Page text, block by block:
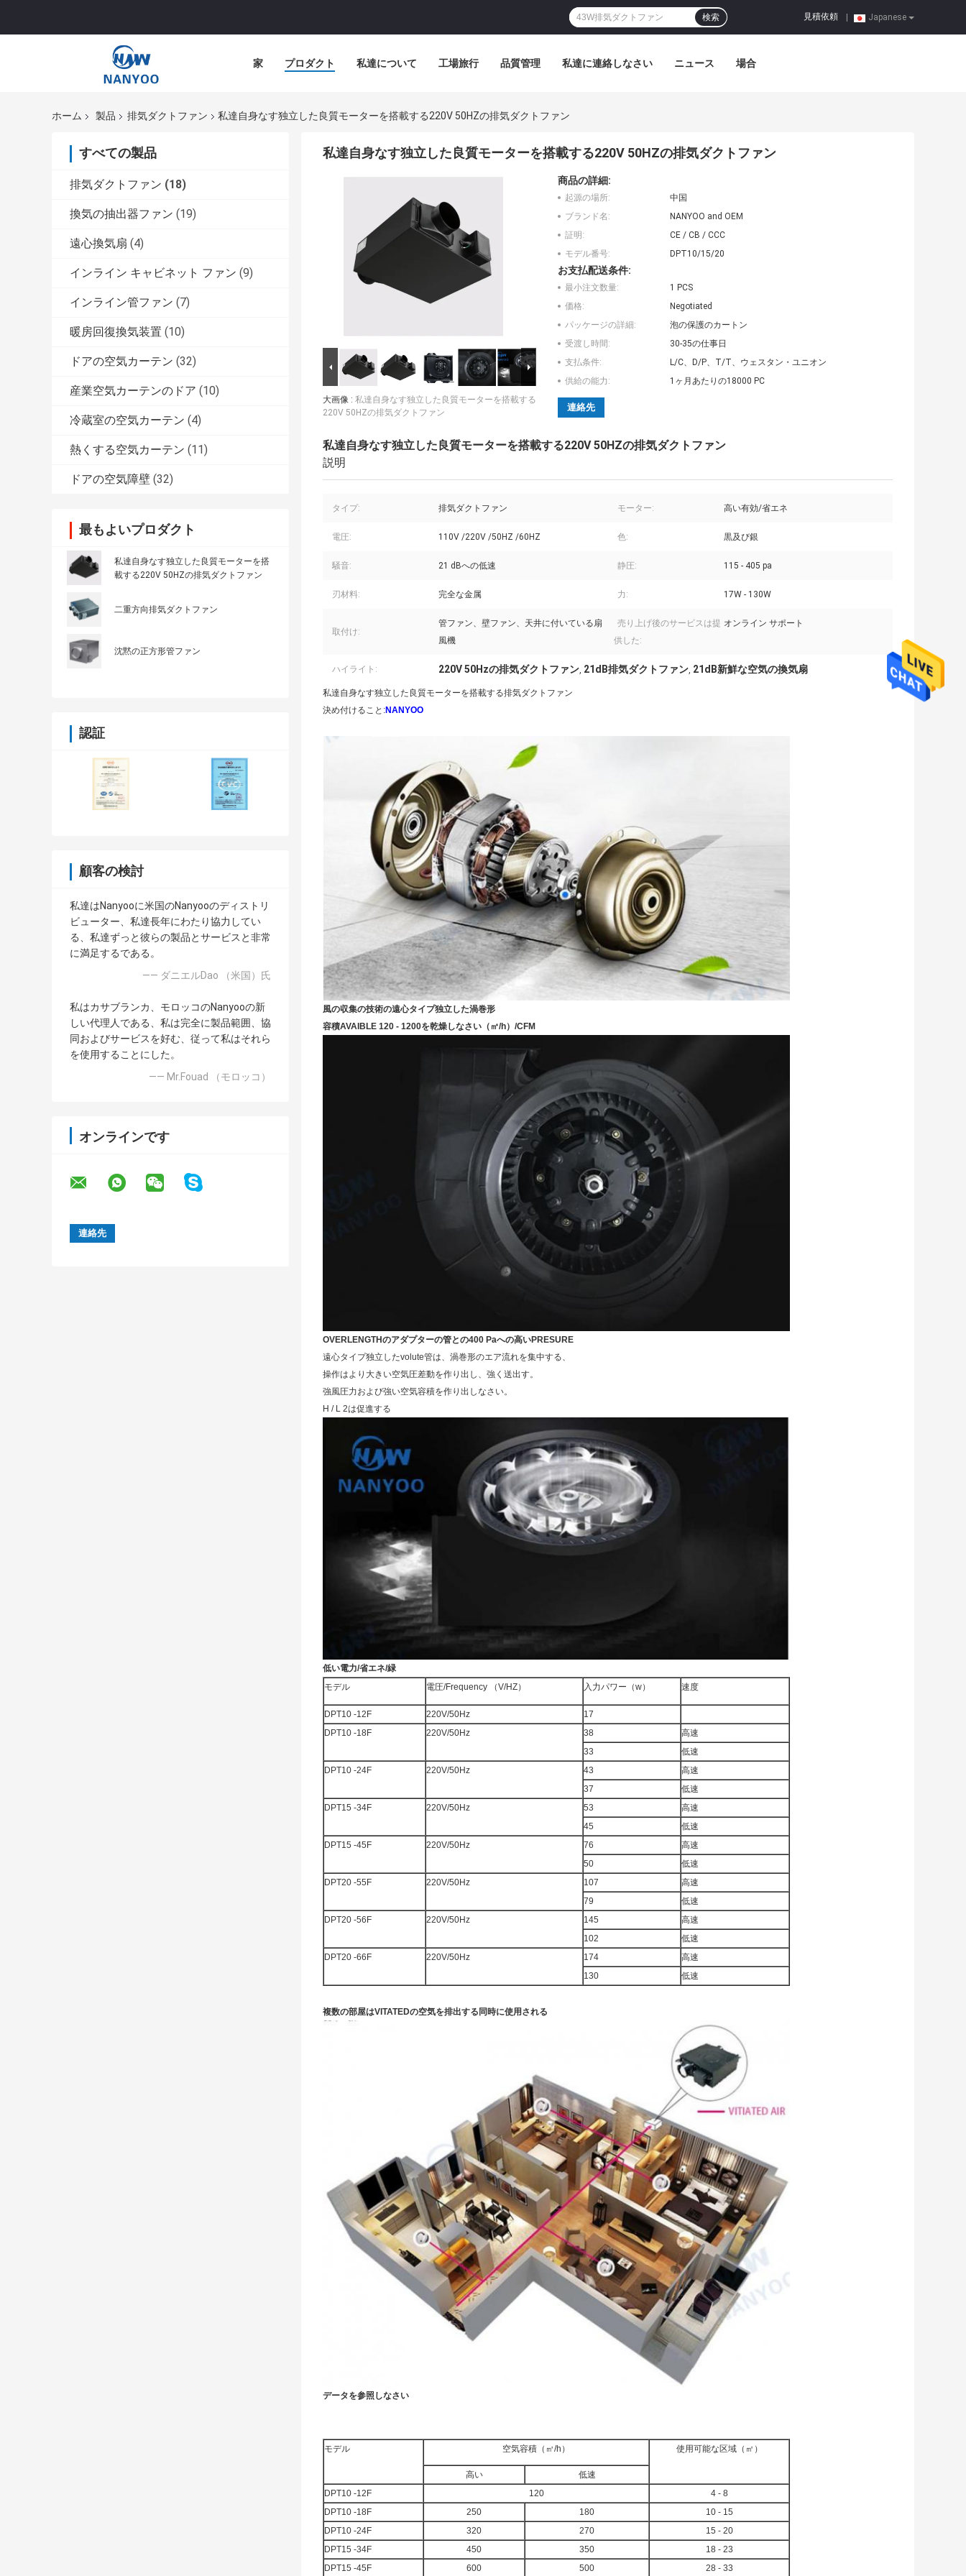
Japanese
見積依頼
検索
家 プロダクト 私達について 工場旅行 品質管理 私達に連絡しなさい ニュース 場合
ホーム 製品 排気ダクトファン 私達自身なす独立した良質モーターを搭載する220V 50HZの排気ダクトファン
すべての製品
排気ダクトファン (18)
換気の抽出器ファン (19)
遠心換気扇 (4)
インライン キャビネット ファン (9)
インライン管ファン (7)
暖房回復換気装置 (10)
ドアの空気カーテン (32)
産業空気カーテンのドア (10)
冷蔵室の空気カーテン (4)
熱くする空気カーテン (11)
ドアの空気障壁 (32)
最もよいプロダクト
私達自身なす独立した良質モーターを搭
載する220V 50HZの排気ダクトファン
二重方向排気ダクトファン
沈黙の正方形管ファン
認証
顧客の検討
私達はNanyooに米国のNanyooのディストリ
ビューター、私達長年にわたり協力してい
る、私達ずっと彼らの製品とサービスと非常
に満足するである。
—— ダニエルDao （米国）氏
私はカサブランカ、モロッコのNanyooの新
しい代理人である、私は完全に製品範囲、協
同およびサービスを好む、従って私はそれら
を使用することにした。
—— Mr.Fouad （モロッコ）
オンラインです
私達自身なす独立した良質モーターを搭載する220V 50HZの排気ダクトファン
大画像 : 私達自身なす独立した良質モーターを搭載する
220V 50HZの排気ダクトファン
商品の詳細:
起源の場所:
中国
ブランド名:
NANYOO and OEM
証明:
CE / CB / CCC
モデル番号:
DPT10/15/20
お支払配送条件:
最小注文数量:
1 PCS
価格:
Negotiated
パッケージの詳細:
泡の保護のカートン
受渡し時間:
30-35の仕事日
支払条件:
L/C、D/P、T/T、ウェスタン・ユニオン
供給の能力:
1ヶ月あたりの18000 PC
連絡先
私達自身なす独立した良質モーターを搭載する220V 50HZの排気ダクトファン
説明
タイプ: 排気ダクトファン モーター: 高い有効/省エネ
電圧: 110V /220V /50HZ /60HZ 色: 黒及び銀
騒音: 21 dBへの低速 静圧: 115 - 405 pa
刃材料: 完全な金属 力: 17W - 130W
取付け:
管ファン、壁ファン、天井に付いている扇
風機
売り上げ後のサービスは提
供した:
オンライン サポート
ハイライト: 220V 50Hzの排気ダクトファン, 21dB排気ダクトファン, 21dB新鮮な空気の換気扇
私達自身なす独立した良質モーターを搭載する排気ダクトファン
決め付けること:NANYOO
風の収集の技術の遠心タイプ独立した渦巻形
容積AVAIBLE 120 - 1200を乾燥しなさい（㎥/h）/CFM
OVERLENGTHのアダプターの管との400 Paへの高いPRESURE
遠心タイプ独立したvolute管は、渦巻形のエア流れを集中する、
操作はより大きい空気圧差動を作り出し、強く送出す。
強風圧力および強い空気容積を作り出しなさい。
H / L 2は促進する
低い電力/省エネ/緑
モデル
電圧/Frequency （V/HZ） 入力パワー（w） 速度
DPT10 -12F 220V/50Hz
17
DPT10 -18F
220V/50Hz 38
高速
33
低速
DPT10 -24F
220V/50Hz 43
高速
37
低速
DPT15 -34F
220V/50Hz 53
高速
45
低速
DPT15 -45F
220V/50Hz 76
高速
50
低速
DPT20 -55F
220V/50Hz 107
高速
79
低速
DPT20 -56F
220V/50Hz 145
高速
102
低速
DPT20 -66F
220V/50Hz 174
高速
130
低速
複数の部屋はVITATEDの空気を排出する同時に使用される
データを参照しなさい
モデル 空気容積（㎥/h） 使用可能な区域（㎡）
高い
低速
DPT10 -12F
120
4 - 8
DPT10 -18F
250 180
10 - 15
DPT10 -24F
320 270
15 - 20
DPT15 -34F
450 350
18 - 23
DPT15 -45F
600 500 28 - 33